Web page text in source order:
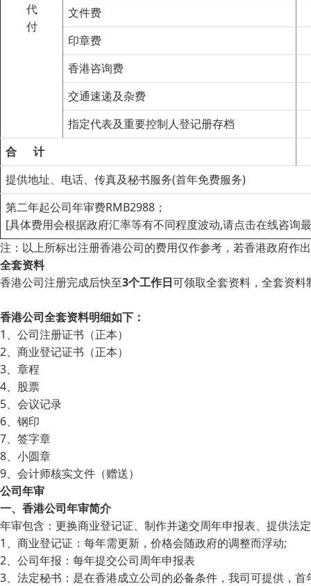
代
付
文件费
印章费
香港咨询费
交通速递及杂费
指定代表及重要控制人登记册存档
合
计
提供地址、电话、传真及秘书服务(首年免费服务)
第二年起公司年审费RMB2988；
[具体费用会根据政府汇率等有不同程度波动,请点击在线咨询
注：以上所标出注册香港公司的费用仅作参考，若香港政府作
全套资料
香港公司注册完成后快至3个工作日可领取全套资料，全套资
香港公司全套资料明细如下：
1、公司注册证书（正本）
2、商业登记证书（正本）
3、章程
4、股票
5、会议记录
6、钢印
7、签字章
8、小圆章
9、会计师核实文件（赠送）
公司年审
一、香港公司年审简介
年审包含：更换商业登记证、制作并递交周年申报表、提供法
1、商业登记证：每年需更新，价格会随政府的调整而浮动;
2、公司年报：每年提交公司周年申报表
3、法定秘书：是在香港成立公司的必备条件，我司可提供，